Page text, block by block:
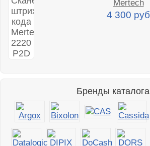
Mertech
4 300 руб
Бренды каталога